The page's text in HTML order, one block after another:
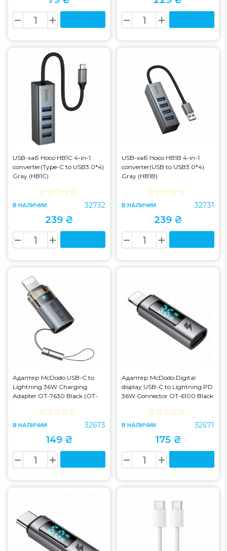
USB-хаб Hoco HB1C 4-in-1
converter(Type-C to USB3.0*4)
Gray (HB1C)
В НАЛИЧИИ 32732
239 ₴
USB-хаб Hoco HB1B 4-in-1
converter(USB to USB3.0*4)
Gray (HB1B)
В НАЛИЧИИ 32731
239 ₴
Адаптер McDodo USB-C to
Lightning 36W Charging
Adapter OT-7630 Black (OT-
В НАЛИЧИИ 32673
149 ₴
Адаптер McDodo Digital
display USB-C to Lightning PD
36W Connector OT-6100 Black
В НАЛИЧИИ 32671
175 ₴